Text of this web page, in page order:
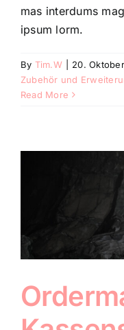
mas interdums
ipsum lorm.
By Tim.W 20.
Zubehör und
Read More